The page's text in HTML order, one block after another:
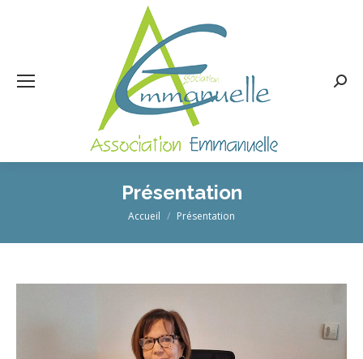
Présentation
Vous êtes ici :
Accueil Présentation